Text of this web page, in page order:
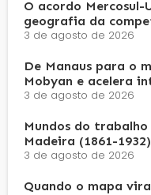
O acordo Mercosul-
geografia da
3 de agosto de 2026
De Manaus para o
Mobyan e acelera
3 de agosto de 2026
Mundos do
Madeira (1861-1932)
3 de agosto de 2026
Quando o mapa